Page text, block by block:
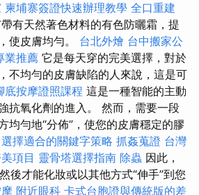
柬埔寨簽證快速辦理教學 全口重建
有天然著色材料的有色防曬霜，提
使皮膚均勻。 台北外燴 台中搬家公
業推薦 它是每天穿的完美選擇，對於
不均勻的皮膚缺陷的人來說，這是可
底按摩證照課程 這是一種智能的主動
抗氧化劑的進入。 然而，需要一段
均勻地“分佈”，使您的皮膚穩定的膠
選擇適合的關鍵字策略 抓姦蒐證 台灣
項目 靈骨塔選擇指南 除蟲 因此，
後才能化妝或以其他方式“伸手”到您
附近眼科 卡式台胞證與傳統版的差